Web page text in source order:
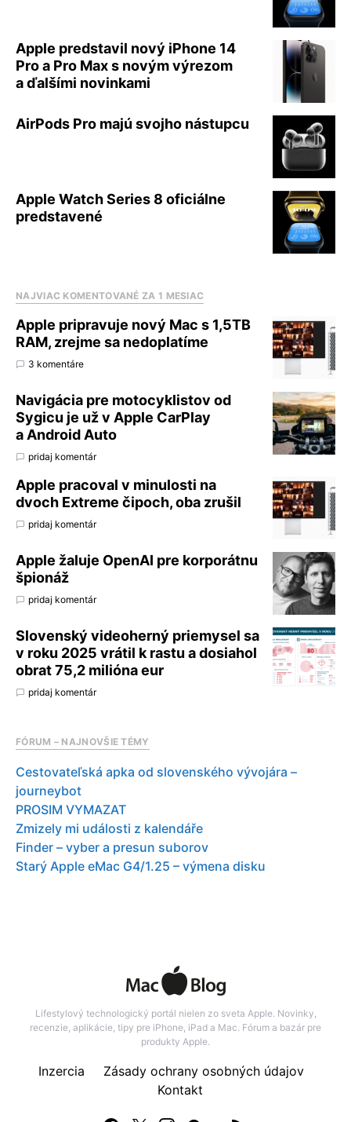
Apple predstavil nový iPhone 14
Pro a Pro Max s novým výrezom
a ďalšími novinkami
AirPods Pro majú svojho nástupcu
Apple Watch Series 8 oficiálne
predstavené
NAJVIAC KOMENTOVANÉ ZA 1 MESIAC
Apple pripravuje nový Mac s 1,5TB
RAM, zrejme sa nedoplatíme
3 komentáre
Navigácia pre motocyklistov od
Sygicu je už v Apple CarPlay
a Android Auto
pridaj komentár
Apple pracoval v minulosti na
dvoch Extreme čipoch, oba zrušil
pridaj komentár
Apple žaluje OpenAI pre korporátnu
špionáž
pridaj komentár
Slovenský videoherný priemysel sa
v roku 2025 vrátil k rastu a dosiahol
obrat 75,2 milióna eur
pridaj komentár
FÓRUM – NAJNOVŠIE TÉMY
Cestovateľská apka od slovenského vývojára –
journeybot
PROSIM VYMAZAT
Zmizely mi události z kalendáře
Finder – vyber a presun suborov
Starý Apple eMac G4/1.25 – výmena disku
Lifestylový technologický portál nielen zo sveta Apple. Novinky,
recenzie, aplikácie, tipy pre iPhone, iPad a Mac. Fórum a bazár pre
produkty Apple.
Inzercia
Zásady ochrany osobných údajov
Kontakt